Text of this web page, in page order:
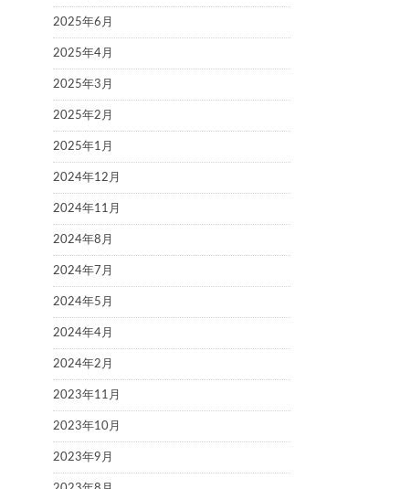
2025年6月
2025年4月
2025年3月
2025年2月
2025年1月
2024年12月
2024年11月
2024年8月
2024年7月
2024年5月
2024年4月
2024年2月
2023年11月
2023年10月
2023年9月